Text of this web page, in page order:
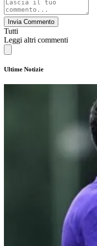
Invia Commento
Tutti
Leggi altri commenti
Ultime Notizie